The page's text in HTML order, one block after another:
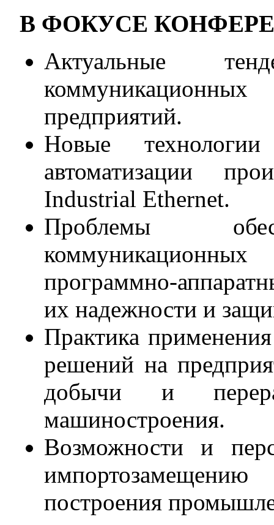
В ФОКУСЕ
Актуальные
предприятий.
Новые
автоматизации
Industrial Ethernet.
Проблемы
программно-
их надежности и
Практика
решений на
добычи и
машиностроения.
Возможности и
построения